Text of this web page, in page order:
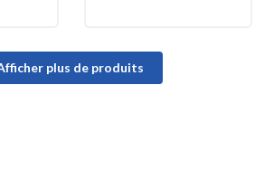
plus de produits